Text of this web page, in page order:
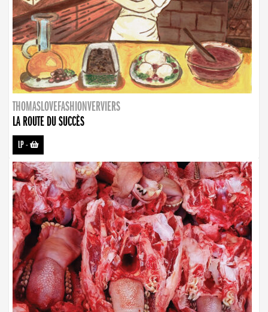
THOMASLOVEFASHIONVERVIERS
LA ROUTE DU SUCCÈS
LP-